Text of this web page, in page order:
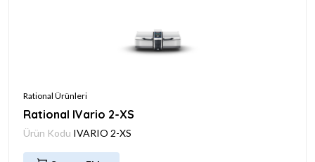
Rational Ürünleri
Rational IVario 2-XS
Ürün Kodu IVARIO 2-XS